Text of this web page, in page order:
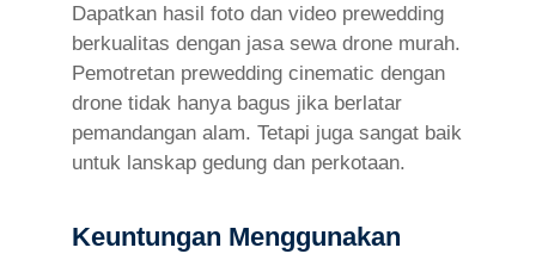
Dapatkan hasil foto dan video prewedding
berkualitas dengan jasa sewa drone murah.
Pemotretan prewedding cinematic dengan
drone tidak hanya bagus jika berlatar
pemandangan alam. Tetapi juga sangat baik
untuk lanskap gedung dan perkotaan.
Keuntungan Menggunakan